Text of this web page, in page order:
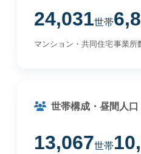
24,031世帯
マンション・共同住宅事業所
世帯構成・昼間人口
13,067世帯